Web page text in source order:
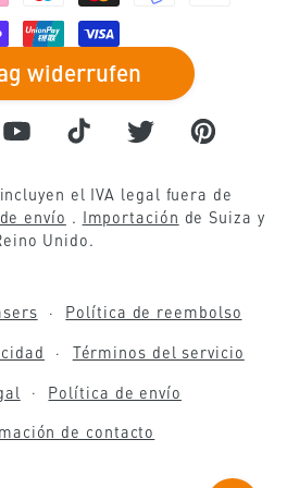
láser
móvil
de soldadura
casa
de boda
de modelos
para ventanas
de primavera
de Pascua
de otoño
de verano
widerrufen
YouTubeTikTok Twitter Pinterest
el IVA legal fuera de
envío . Importación de Suiza y
Unido.
Política de reembolso
Términos del servicio
Política de envío
de contacto